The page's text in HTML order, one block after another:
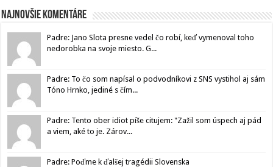
Najnovšie komentáre
Padre: Jano Slota presne vedel čo robí, keď vymenoval toho
nedorobka na svoje miesto. G...
Padre: To čo som napísal o podvodníkovi z SNS vystihol aj sám
Tóno Hrnko, jediné s čím...
Padre: Tento ober idiot píše citujem: "Zažil som úspech aj pád
a viem, aké to je. Zárov...
Padre: Poďme k ďalšej tragédii Slovenska